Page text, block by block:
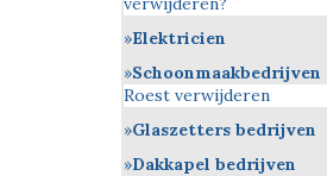
Elektricien
Schoonmaakbedrijven
Roest verwijderen
Glaszetters bedrijven
Dakkapel bedrijven